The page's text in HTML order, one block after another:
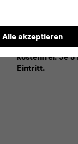
Gebühr
Die Angebote
kostenfrei. Je 5
Eintritt.
Alle akzeptieren